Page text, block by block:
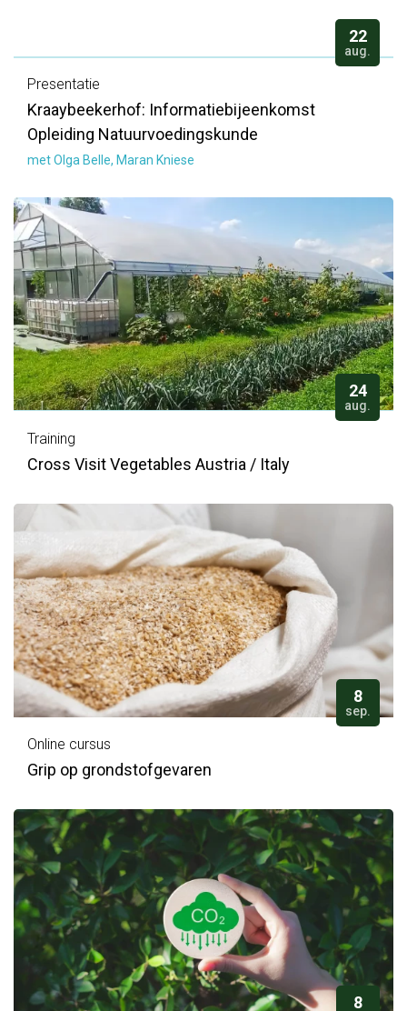
22
aug.
Presentatie
Kraaybeekerhof: Informatiebijeenkomst
Opleiding Natuurvoedingskunde
met Olga Belle, Maran Kniese
24
aug.
Training
Cross Visit Vegetables Austria / Italy
8
sep.
Online cursus
Grip op grondstofgevaren
8